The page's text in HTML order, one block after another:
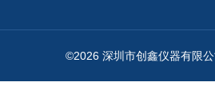
©2026 深圳市创鑫仪器有限